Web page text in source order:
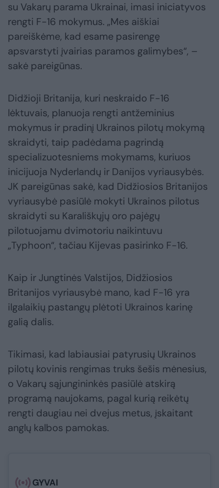
su Vakarų parama Ukrainai, imasi iniciatyvos
rengti F-16 mokymus. „Mes aiškiai
pareiškėme, kad esame pasirengę
apsvarstyti įvairias paramos galimybes“, –
sakė pareigūnas.
Didžioji Britanija, kuri neskraido F-16
lėktuvais, planuoja rengti antžeminius
mokymus ir pradinį Ukrainos pilotų mokymą
skraidyti, taip padėdama pagrindą
specializuotesniems mokymams, kuriuos
inicijuoja Nyderlandų ir Danijos vyriausybės.
JK pareigūnas sakė, kad Didžiosios Britanijos
vyriausybė pasiūlė mokyti Ukrainos pilotus
skraidyti su Karališkųjų oro pajėgų
pilotuojamu dvimotoriu naikintuvu
„Typhoon“, tačiau Kijevas pasirinko F-16.
Kaip ir Jungtinės Valstijos, Didžiosios
Britanijos vyriausybė mano, kad F-16 yra
ilgalaikių pastangų plėtoti Ukrainos karinę
galią dalis.
Tikimasi, kad labiausiai patyrusių Ukrainos
pilotų kovinis rengimas truks šešis mėnesius,
o Vakarų sąjungininkės pasiūlė atskirą
programą naujokams, pagal kurią reikėtų
rengti daugiau nei dvejus metus, įskaitant
anglų kalbos pamokas.
GYVAI